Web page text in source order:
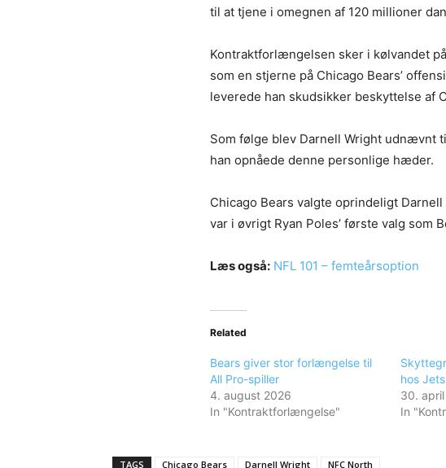
til at tjene i omegnen af 120 millioner
Kontraktforlængelsen sker i kølvandet
som en stjerne på Chicago Bears’
leverede han skudsikker beskyttelse af
Som følge blev Darnell Wright udnævnt
han opnåede denne personlige hæder.
Chicago Bears valgte oprindeligt
var i øvrigt Ryan Poles’ første valg som
Læs også: NFL 101 – femteårsoption
Related
Bears giver stor forlængelse til
All Pro-spiller
4. august 2026
In "Kontraktforlængelse"
hos Jets
30.
In
TAGS Chicago Bears Darnell Wright NFC North